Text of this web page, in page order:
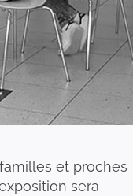
et proches
sera